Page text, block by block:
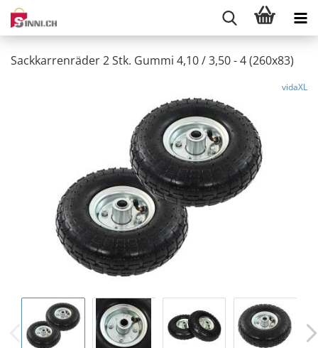
Sackkarrenräder 2 Stk. Gummi 4,10 / 3,50 - 4 (260x83)
vidaXL